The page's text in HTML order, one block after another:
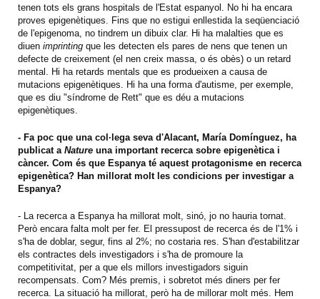
tenen tots els grans hospitals de l'Estat espanyol. No hi ha encara
proves epigenètiques. Fins que no estigui enllestida la seqüenciació
de l'epigenoma, no tindrem un dibuix clar. Hi ha malalties que es
diuen imprinting que les detecten els pares de nens que tenen un
defecte de creixement (el nen creix massa, o és obès) o un retard
mental. Hi ha retards mentals que es produeixen a causa de
mutacions epigenètiques. Hi ha una forma d'autisme, per exemple,
que es diu "síndrome de Rett" que es déu a mutacions
epigenètiques.
- Fa poc que una col·lega seva d'Alacant, María Domínguez, ha
publicat a Nature una important recerca sobre epigenètica i
càncer. Com és que Espanya té aquest protagonisme en recerca
epigenètica? Han millorat molt les condicions per investigar a
Espanya?
- La recerca a Espanya ha millorat molt, sinó, jo no hauria tornat.
Però encara falta molt per fer. El pressupost de recerca és de l'1% i
s'ha de doblar, segur, fins al 2%; no costaria res. S'han d'estabilitzar
els contractes dels investigadors i s'ha de promoure la
competitivitat, per a que els millors investigadors siguin
recompensats. Com? Més premis, i sobretot més diners per fer
recerca. La situació ha millorat, però ha de millorar molt més. Hem